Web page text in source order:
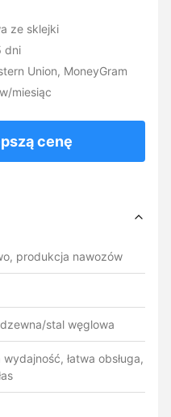
ze sklejki
dni
Union, MoneyGram
miesiąc
cenę
produkcja nawozów
stal węglowa
łatwa obsługa,